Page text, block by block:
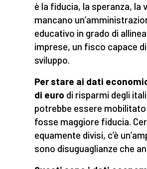
è la fiducia, la speranza, la
mancano
educativo in grado di
imprese, un fisco capace
sviluppo.
Per stare ai dati
di euro di risparmi degli
potrebbe essere
fosse maggiore fiducia.
equamente divisi, c’è
sono disuguaglianze che